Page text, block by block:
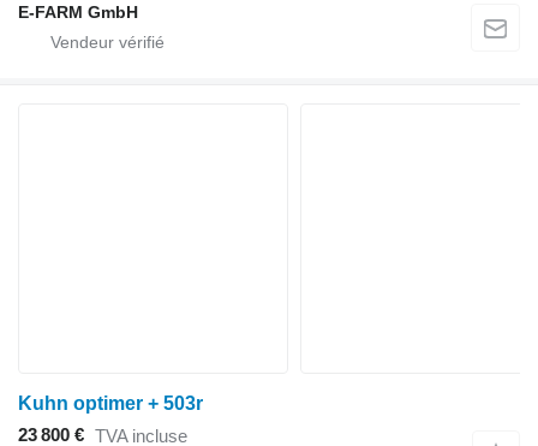
E-FARM GmbH
Kuhn optimer + 503r
23 800 € TVA incluse